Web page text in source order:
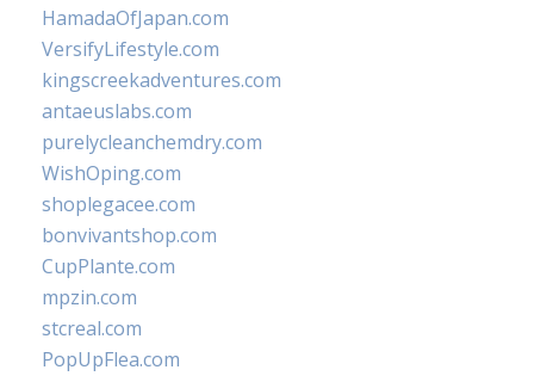
HamadaOfJapan.com
VersifyLifestyle.com
kingscreekadventures.com
antaeuslabs.com
purelycleanchemdry.com
WishOping.com
shoplegacee.com
bonvivantshop.com
CupPlante.com
mpzin.com
stcreal.com
PopUpFlea.com